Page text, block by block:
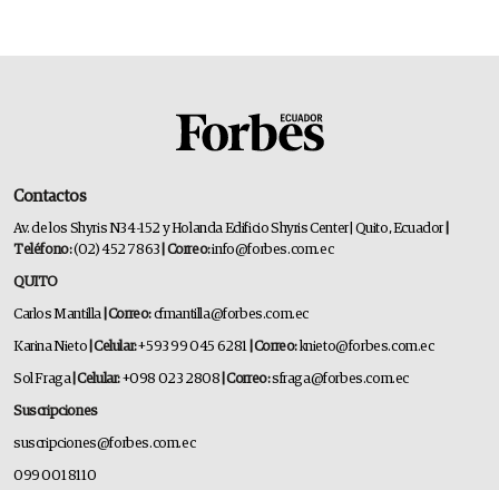
Contactos
Av. de los Shyris N34-152 y Holanda Edificio Shyris Center | Quito, Ecuador
Teléfono:(02) 452 7863 | Correo:info@forbes.com.ec
QUITO
Carlos Mantilla | Correo:cfmantilla@forbes.com.ec
Karina Nieto | Celular:+593 99 045 6281 | Correo: knieto@forbes.com.ec
Sol Fraga | Celular:+098 023 2808 | Correo:sfraga@forbes.com.ec
Suscripciones
suscripciones@forbes.com.ec
099 001 8110